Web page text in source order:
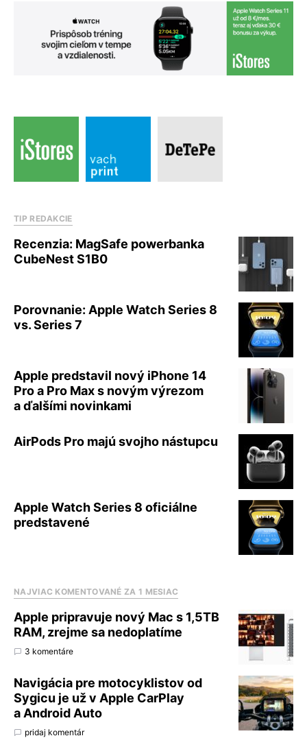
TIP REDAKCIE
Recenzia: MagSafe powerbanka
CubeNest S1B0
Porovnanie: Apple Watch Series 8
vs. Series 7
Apple predstavil nový iPhone 14
Pro a Pro Max s novým výrezom
a ďalšími novinkami
AirPods Pro majú svojho nástupcu
Apple Watch Series 8 oficiálne
predstavené
NAJVIAC KOMENTOVANÉ ZA 1 MESIAC
Apple pripravuje nový Mac s 1,5TB
RAM, zrejme sa nedoplatíme
3 komentáre
Navigácia pre motocyklistov od
Sygicu je už v Apple CarPlay
a Android Auto
pridaj komentár